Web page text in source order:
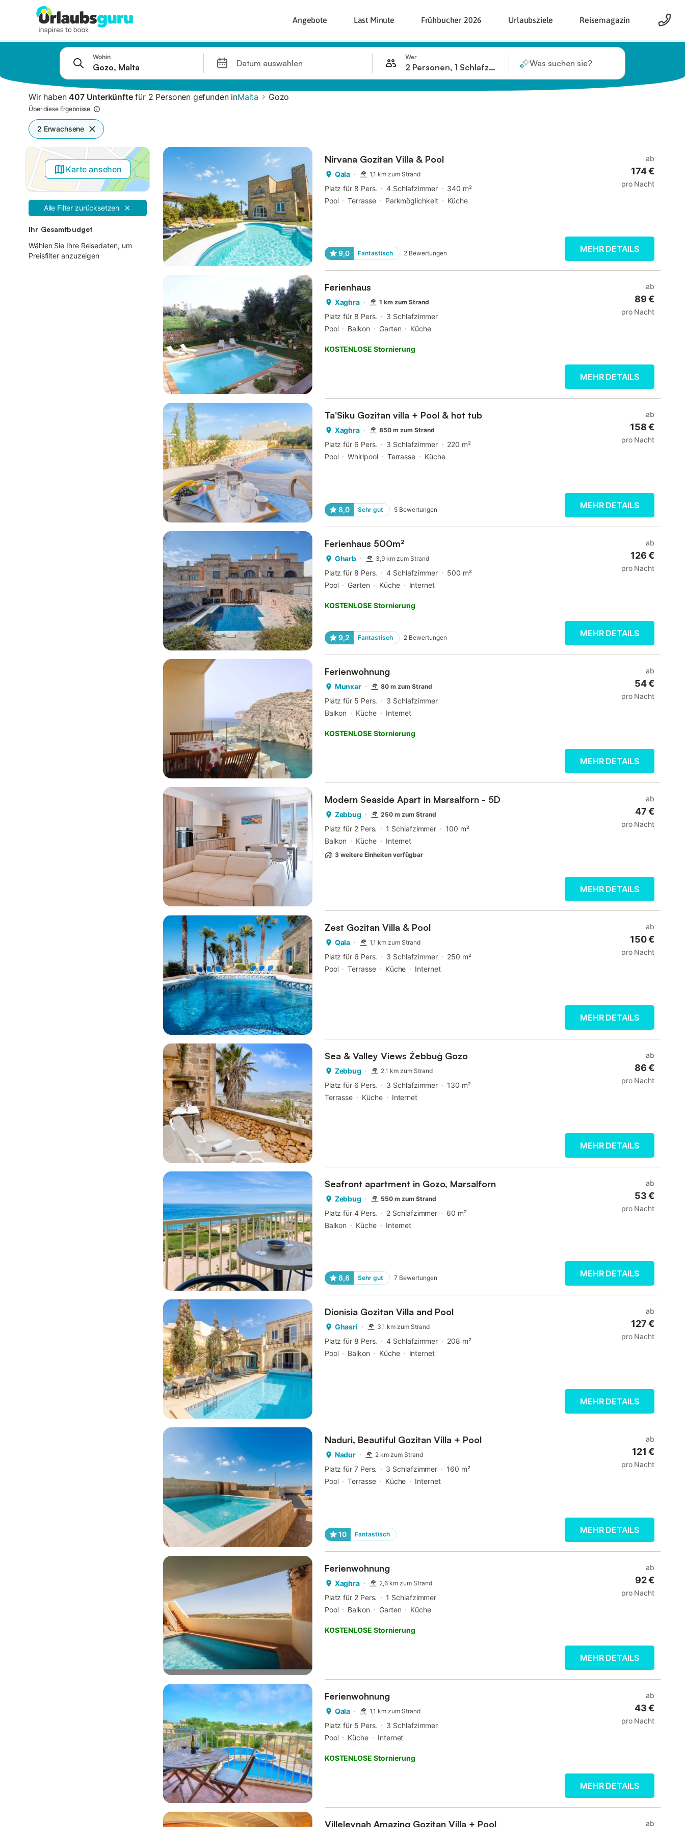
Angebote Last Minute Frühbucher 2026 Urlaubsziele Reisemagazin
Filter
Angebote
Wohin
Datum auswählen
Wer
2 Personen, 1 Schlafzimmer Was suchen sie?
Wir haben407 Unterkünftefür 2 Personen gefunden inMalta Gozo
Über diese Ergebnisse
2 Erwachsene
Karte ansehen
Alle Filter zurücksetzen
Ihr Gesamtbudget
Wählen Sie Ihre Reisedaten, um
Preisfilter anzuzeigen
Nirvana Gozitan Villa & Pool
Qala 1,1 km zum Strand
Platz für 8 Pers. 4 Schlafzimmer
340 m²
Pool
Terrasse Parkmöglichkeit Küche
9,0 Fantastisch 2 Bewertungen
ab
174 €
pro Nacht
MEHR DETAILS
Ferienhaus
Xaghra 1 km zum Strand
Platz für 8 Pers.
3 Schlafzimmer
Pool
Balkon Garten Küche
KOSTENLOSE Stornierung
ab
89 €
pro Nacht
MEHR DETAILS
Ta'Siku Gozitan villa + Pool & hot tub
Xaghra 850 m zum Strand
Platz für 6 Pers. 3 Schlafzimmer
220 m²
Pool
Whirlpool Terrasse Küche
8,0 Sehr gut 5 Bewertungen
ab
158 €
pro Nacht
MEHR DETAILS
Ferienhaus 500m²
Gharb 3,9 km zum Strand
Platz für 8 Pers. 4 Schlafzimmer
500 m²
Pool
Garten Küche Internet
KOSTENLOSE Stornierung
9,2 Fantastisch 2 Bewertungen
ab
126 €
pro Nacht
MEHR DETAILS
Ferienwohnung
Munxar 80 m zum Strand
Platz für 5 Pers.
3 Schlafzimmer
Balkon
Küche Internet
KOSTENLOSE Stornierung
ab
54 €
pro Nacht
MEHR DETAILS
Modern Seaside Apart in Marsalforn - 5D
Zebbug 250 m zum Strand
Platz für 2 Pers. 1 Schlafzimmer
100 m²
Balkon
Küche Internet
3 weitere Einheiten verfügbar
ab
47 €
pro Nacht
MEHR DETAILS
Zest Gozitan Villa & Pool
Qala 1,1 km zum Strand
Platz für 6 Pers. 3 Schlafzimmer
250 m²
Pool
Terrasse Küche Internet
ab
150 €
pro Nacht
MEHR DETAILS
Sea & Valley Views Żebbuġ Gozo
Zebbug 2,1 km zum Strand
Platz für 6 Pers. 3 Schlafzimmer
130 m²
Terrasse
Küche Internet
ab
86 €
pro Nacht
MEHR DETAILS
Seafront apartment in Gozo, Marsalforn
Zebbug 550 m zum Strand
Platz für 4 Pers. 2 Schlafzimmer
60 m²
Balkon
Küche Internet
8,6 Sehr gut 7 Bewertungen
ab
53 €
pro Nacht
MEHR DETAILS
Dionisia Gozitan Villa and Pool
Ghasri 3,1 km zum Strand
Platz für 8 Pers. 4 Schlafzimmer
208 m²
Pool
Balkon Küche Internet
ab
127 €
pro Nacht
MEHR DETAILS
Naduri, Beautiful Gozitan Villa + Pool
Nadur 2 km zum Strand
Platz für 7 Pers. 3 Schlafzimmer
160 m²
Pool
Terrasse Küche Internet
10 Fantastisch
ab
121 €
pro Nacht
MEHR DETAILS
Ferienwohnung
Xaghra 2,6 km zum Strand
Platz für 2 Pers.
1 Schlafzimmer
Pool
Balkon Garten Küche
KOSTENLOSE Stornierung
ab
92 €
pro Nacht
MEHR DETAILS
Ferienwohnung
Qala 1,1 km zum Strand
Platz für 5 Pers.
3 Schlafzimmer
Pool
Küche Internet
KOSTENLOSE Stornierung
ab
43 €
pro Nacht
MEHR DETAILS
Villeleynah Amazing Gozitan Villa + Pool ab